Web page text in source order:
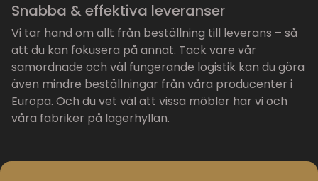
Snabba & effektiva leveranser
Vi tar hand om allt från beställning till leverans – så
att du kan fokusera på annat. Tack vare vår
samordnade och väl fungerande logistik kan du göra
även mindre beställningar från våra producenter i
Europa. Och du vet väl att vissa möbler har vi och
våra fabriker på lagerhyllan.